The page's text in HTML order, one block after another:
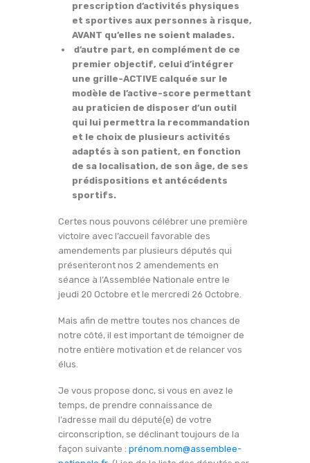
prescription d’activités physiques
et sportives aux personnes à risque,
AVANT qu’elles ne soient malades.
d’autre part, en complément de ce
premier objectif, celui d’intégrer
une grille-ACTIVE calquée sur le
modèle de l’active-score permettant
au praticien de disposer d’un outil
qui lui permettra la recommandation
et le choix de plusieurs activités
adaptés à son patient, en fonction
de sa localisation, de son âge, de ses
prédispositions et antécédents
sportifs.
Certes nous pouvons célébrer une première
victoire avec l’accueil favorable des
amendements par plusieurs députés qui
présenteront nos 2 amendements en
séance à l’Assemblée Nationale entre le
jeudi 20 Octobre et le mercredi 26 Octobre.
Mais afin de mettre toutes nos chances de
notre côté, il est important de témoigner de
notre entière motivation et de relancer vos
élus.
Je vous propose donc, si vous en avez le
temps, de prendre connaissance de
l’adresse mail du député(e) de votre
circonscription, se déclinant toujours de la
façon suivante : prénom.nom@assemblee-